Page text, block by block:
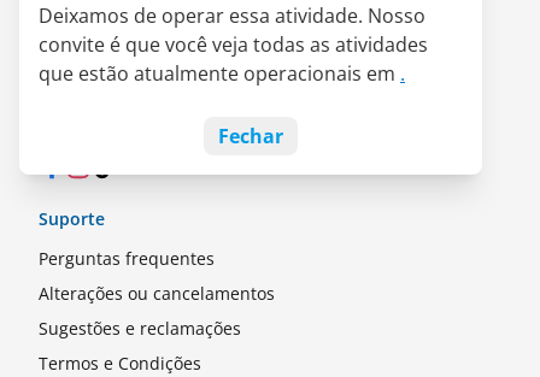
Deixamos de operar essa atividade. Nosso
convite é que você veja todas as atividades
que estão atualmente operacionais em .
Fechar
Quem somos
Parceria LATAM Pass
Empregos
Suporte
Perguntas frequentes
Alterações ou cancelamentos
Sugestões e reclamações
Termos e Condições